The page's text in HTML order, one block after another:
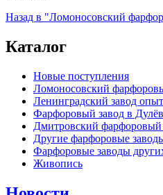
Назад в "Ломоносовский
Каталог
Новые поступления
Ломоносовский
Ленинградский завод
Фарфоровый завод в
Дмитровский фарфоровый
Другие фарфоровые
Фарфоровые заводы
Живопись